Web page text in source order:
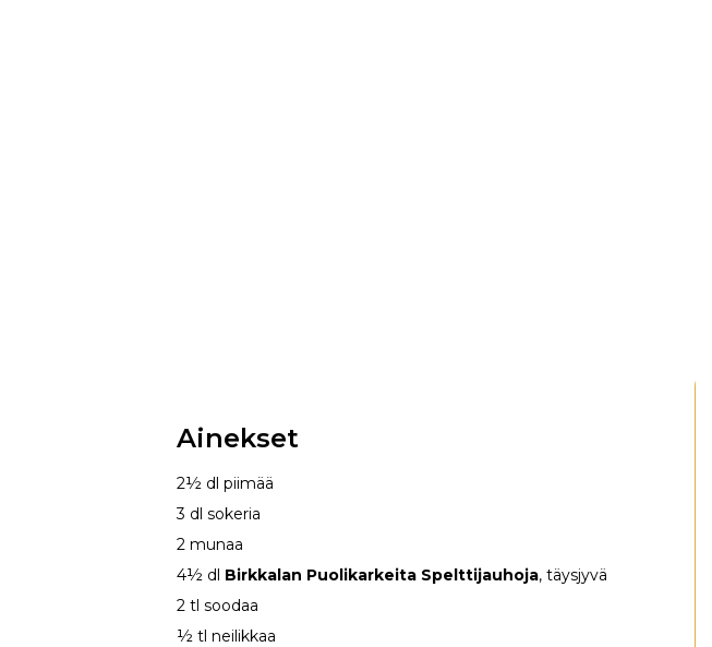
Ainekset
2½ dl piimää
3 dl sokeria
2 munaa
4½ dl Birkkalan Puolikarkeita Spelttijauhoja, täysjyvä
2 tl soodaa
½ tl neilikkaa